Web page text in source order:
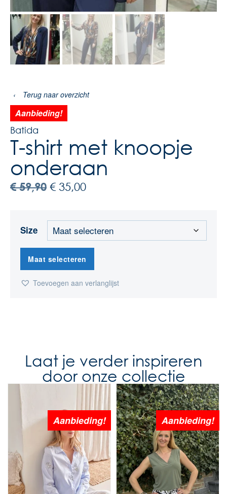
‹ Terug naar overzicht
Aanbieding!
Batida
T-shirt met knoopje
onderaan
€59,90 € 35,00
Size
Maat selecteren
Toevoegen aan verlanglijst
Laat je verder inspireren
door onze collectie
Aanbieding! Aanbieding!